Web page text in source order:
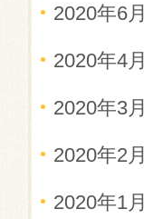
2020年6月
2020年4月
2020年3月
2020年2月
2020年1月